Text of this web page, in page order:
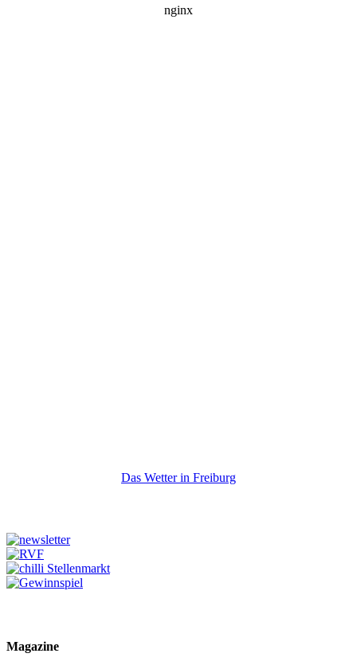
Das Wetter in Freiburg
Magazine